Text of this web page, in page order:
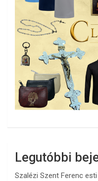
Legutóbbi
Szalézi Szent Ferenc